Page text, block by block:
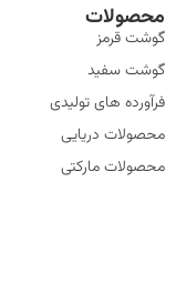
محصولات
گوشت قرمز
گوشت سفید
فرآورده های تولیدی
محصولات دریایی
محصولات مارکتی